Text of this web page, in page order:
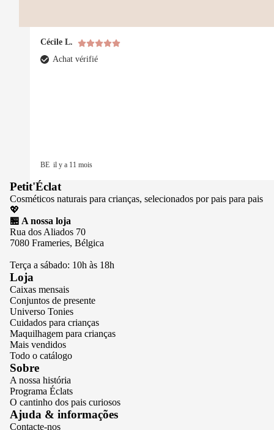
Cécile L.
Achat vérifié
BE il y a 11 mois
Petit'Éclat
Cosméticos naturais para crianças, selecionados por pais para pais
💖
🏪 A nossa loja
Rua dos Aliados 70
7080 Frameries, Bélgica
Terça a sábado: 10h às 18h
Loja
Caixas mensais
Conjuntos de presente
Universo Tonies
Cuidados para crianças
Maquilhagem para crianças
Mais vendidos
Todo o catálogo
Sobre
A nossa história
Programa Éclats
O cantinho dos pais curiosos
Ajuda & informações
Contacte-nos
Política de privacidade
Termos do serviço